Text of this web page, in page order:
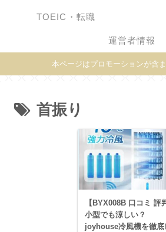
TOEIC・転職
運営者情報
本ページはプロモーションが含ま
首振り
【BYX008B 口コミ 評
小型でも涼しい？
joyhouse冷風機を徹底